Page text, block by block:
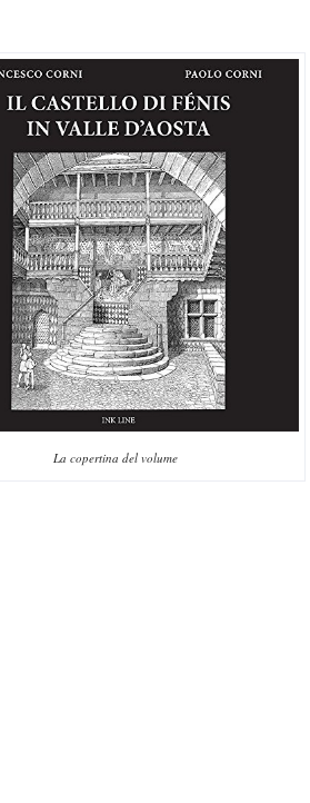
La copertina del volume